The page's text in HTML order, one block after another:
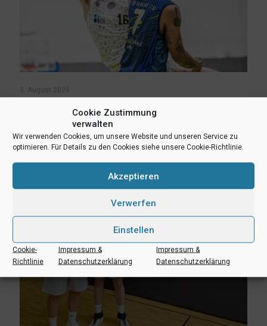
Cookie Zustimmung
verwalten
Wir verwenden Cookies, um unsere Website und unseren Service zu
optimieren. Für Details zu den Cookies siehe unsere Cookie-Richtlinie.
Akzeptieren
Verwerfen
Einstellen
Cookie-
Richtlinie
Impressum &
Datenschutzerklärung
Impressum &
Datenschutzerklärung
3. August 2026
Mehr lesen